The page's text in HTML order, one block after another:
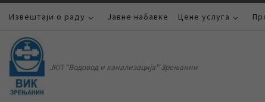
Skip to content
Извештаји о раду Јавне набавке Цене услуга
ЈКП "Водовод и канализација" Зрењанин